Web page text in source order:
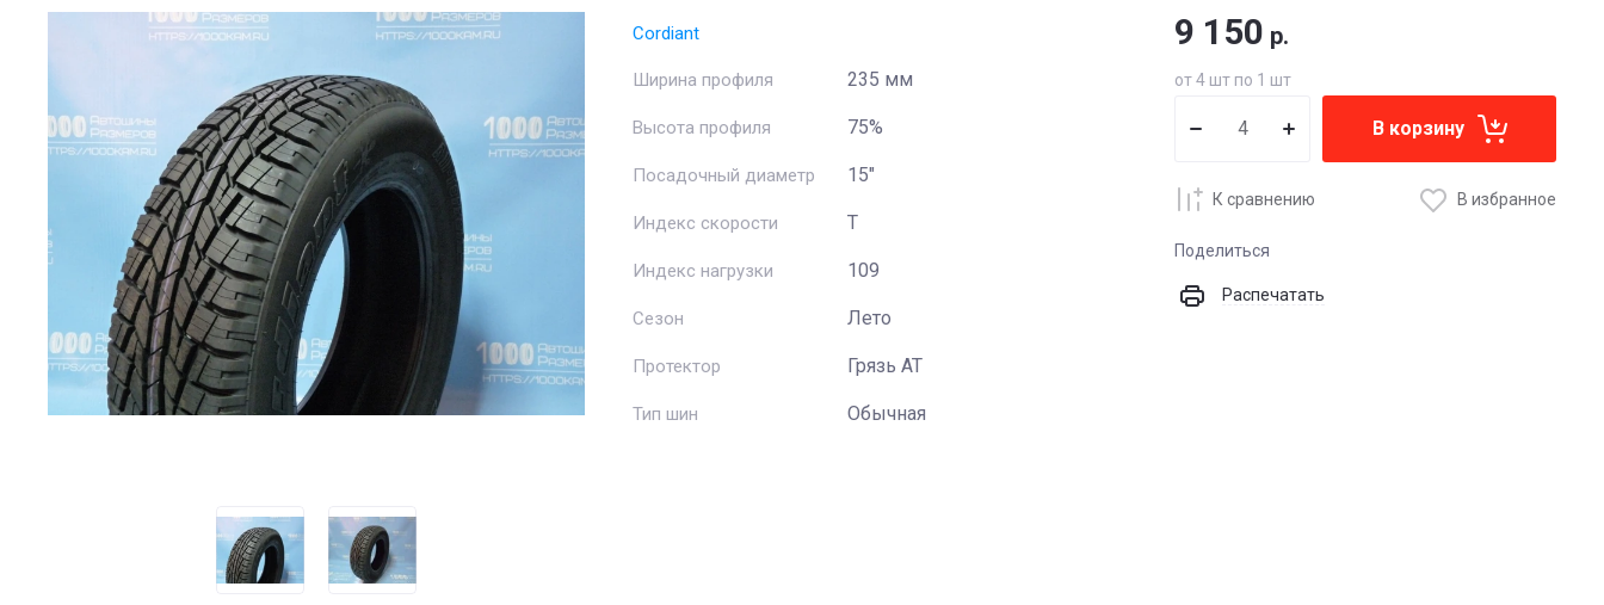
Cordiant
Ширина профиля 235 мм
Высота профиля 75%
Посадочный диаметр 15"
Индекс скорости T
Индекс нагрузки 109
Сезон Лето
Протектор Грязь АТ
Тип шин Обычная
9 150 р.
от 4 шт по 1 шт
В корзину
К сравнению В избранное
Поделиться
Распечатать